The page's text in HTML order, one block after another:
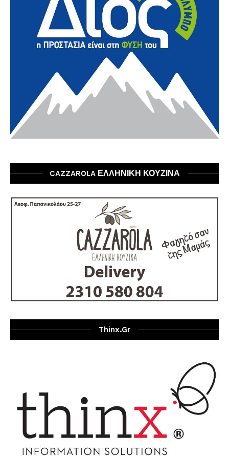
CAZZAROLA ΕΛΛΗΝΙΚΗ ΚΟΥΖΙΝΑ
Thinx.gr